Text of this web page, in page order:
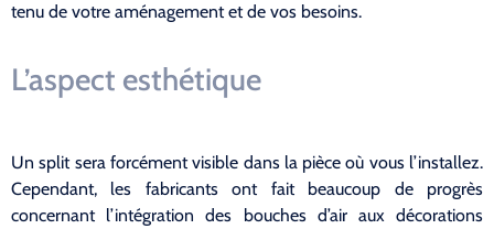
tenu de votre aménagement et de vos besoins.
L’aspect esthétique
Un split sera forcément visible dans la pièce où vous l’installez.
Cependant, les fabricants ont fait beaucoup de progrès
concernant l’intégration des bouches d’air aux décorations